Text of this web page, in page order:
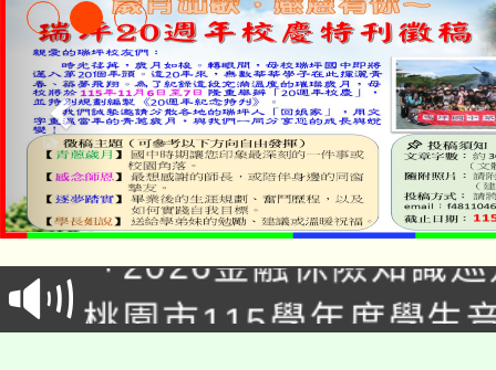
公告本校115學年度第
「2026金融保險知識
車」活動
桃園市115學年度學生